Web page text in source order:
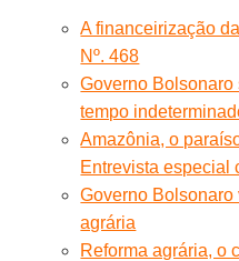
A financeirização
Nº. 468
Governo
tempo
Amazônia, o
Entrevista especial
Governo Bolsonaro
agrária
Reforma agrária, o